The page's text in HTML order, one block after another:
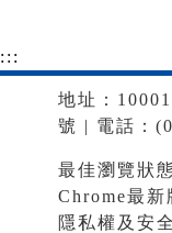
:::
地址：
號 | 電話：
最佳瀏覽狀
Chrome最
隱私權及安